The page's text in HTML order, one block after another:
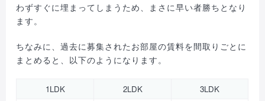
わずすぐに埋まってしまうため、まさに早い者勝ちとなり
ます。
ちなみに、過去に募集されたお部屋の賃料を間取りごとに
まとめると、以下のようになります。
1LDK 2LDK
3LDK